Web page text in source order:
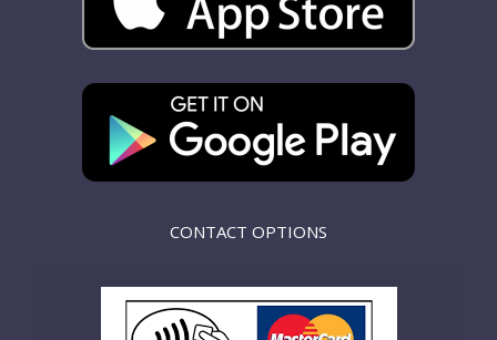
CONTACT OPTIONS